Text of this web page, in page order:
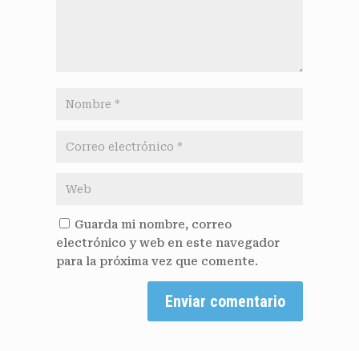
Guarda mi nombre, correo
electrónico y web en este navegador
para la próxima vez que comente.
Enviar comentario